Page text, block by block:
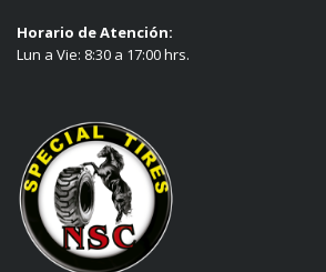
Horario de Atención:
Lun a Vie: 8:30 a 17:00 hrs.